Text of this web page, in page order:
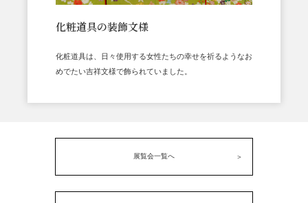
化粧道具の装飾文様
化粧道具は、日々使用する女性たちの幸せを祈るようなお
めでたい吉祥文様で飾られていました。
展覧会一覧へ